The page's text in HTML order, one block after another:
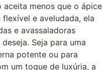
menos que o ápice
e aveludada, ela
e avassaladoras
Seja para uma
potente ou para
um toque de luxúria, a